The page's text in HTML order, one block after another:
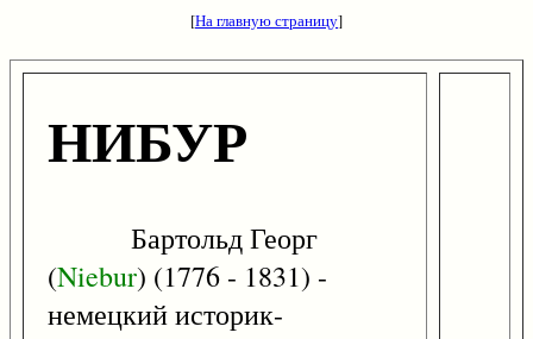
[На главную страницу]
НИБУР
Бартольд Георг
(Niebur) (1776 - 1831) -
немецкий историк-